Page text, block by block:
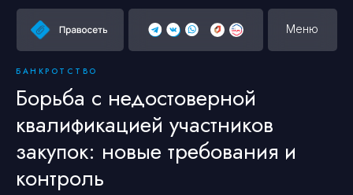
Меню
БАНКРОТСТВО
Борьба с недостоверной
квалификацией участников
закупок: новые требования и
контроль